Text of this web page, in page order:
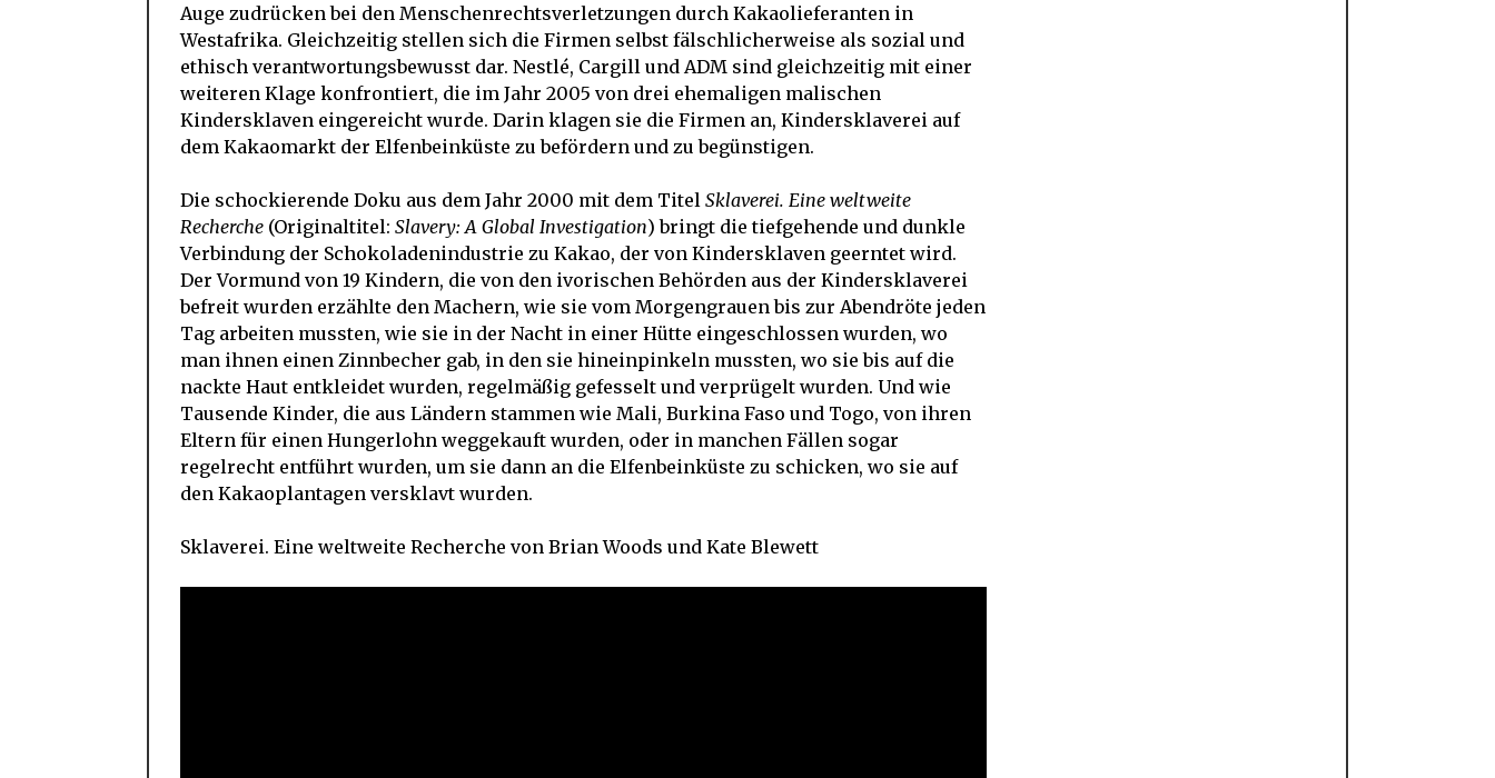
Auge zudrücken bei den Menschenrechtsverletzungen durch Kakaolieferanten in
Westafrika. Gleichzeitig stellen sich die Firmen selbst fälschlicherweise als sozial und
ethisch verantwortungsbewusst dar. Nestlé, Cargill und ADM sind gleichzeitig mit einer
weiteren Klage konfrontiert, die im Jahr 2005 von drei ehemaligen malischen
Kindersklaven eingereicht wurde. Darin klagen sie die Firmen an, Kindersklaverei auf
dem Kakaomarkt der Elfenbeinküste zu befördern und zu begünstigen.
Die schockierende Doku aus dem Jahr 2000 mit dem Titel Sklaverei. Eine weltweite
Recherche (Originaltitel: Slavery: A Global Investigation) bringt die tiefgehende und dunkle
Verbindung der Schokoladenindustrie zu Kakao, der von Kindersklaven geerntet wird.
Der Vormund von 19 Kindern, die von den ivorischen Behörden aus der Kindersklaverei
befreit wurden erzählte den Machern, wie sie vom Morgengrauen bis zur Abendröte jeden
Tag arbeiten mussten, wie sie in der Nacht in einer Hütte eingeschlossen wurden, wo
man ihnen einen Zinnbecher gab, in den sie hineinpinkeln mussten, wo sie bis auf die
nackte Haut entkleidet wurden, regelmäßig gefesselt und verprügelt wurden. Und wie
Tausende Kinder, die aus Ländern stammen wie Mali, Burkina Faso und Togo, von ihren
Eltern für einen Hungerlohn weggekauft wurden, oder in manchen Fällen sogar
regelrecht entführt wurden, um sie dann an die Elfenbeinküste zu schicken, wo sie auf
den Kakaoplantagen versklavt wurden.
Sklaverei. Eine weltweite Recherche von Brian Woods und Kate Blewett